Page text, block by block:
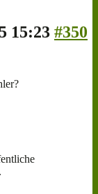
15:23 #350